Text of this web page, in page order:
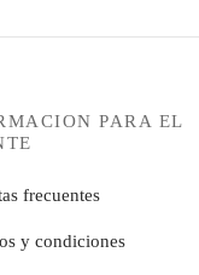
PARA EL
frecuentes
y condiciones